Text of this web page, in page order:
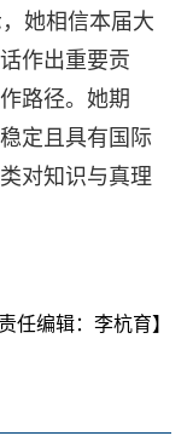
她相信本届大
作出重要贡
路径。她期
定且具有国际
对知识与真理
责任编辑：李杭育】